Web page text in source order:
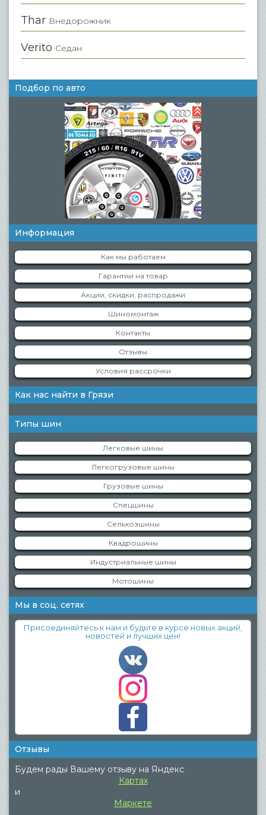
Thar Внедорожник
Verito Седан
Подбор по авто
Информация
Как мы работаем
Гарантии на товар
Акции, скидки, распродажи
Шиномонтаж
Контакты
Отзывы
Условия рассрочки
Как нас найти в Грязи
Типы шин
Легковые шины
Легкогрузовые шины
Грузовые шины
Спецшины
Сельхозшины
Квадрошины
Индустриальные шины
Мотошины
Мы в соц. сетях
Присоединяйтесь к нам и будьте в курсе новых акций,
новостей и лучших цен!
Отзывы
Будем рады Вашему отзыву на Яндекс
Картах
и
Маркете